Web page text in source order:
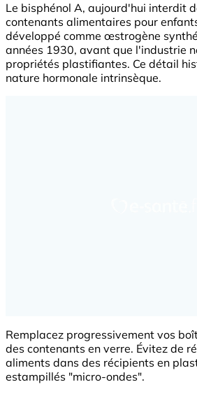
Le bisphénol A, aujourd'hui interdit
contenants alimentaires pour
développé comme œstrogène
années 1930, avant que l'industrie
propriétés plastifiantes. Ce détail
nature hormonale intrinsèque.
Remplacez progressivement vos
des contenants en verre. Évitez de
aliments dans des récipients en
estampillés "micro-ondes".